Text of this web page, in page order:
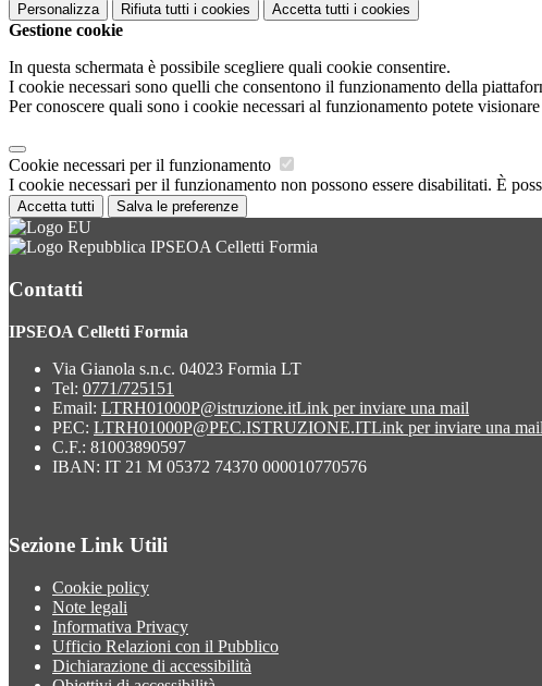
Personalizza Rifiuta tutti i cookies Accetta tutti i cookies
Gestione cookie
In questa schermata è possibile scegliere quali cookie consentire.
I cookie necessari sono quelli che consentono il funzionamento della
Per conoscere quali sono i cookie necessari al funzionamento potete visionare
Cookie necessari per il funzionamento
I cookie necessari per il funzionamento non possono essere disabilitati. È
Accetta tutti Salva le preferenze
IPSEOA Celletti Formia
Contatti
IPSEOA Celletti Formia
Via Gianola s.n.c. 04023 Formia LT
Tel: 0771/725151
Email: LTRH01000P@istruzione.itLink per inviare una mail
PEC: LTRH01000P@PEC.ISTRUZIONE.ITLink per inviare una mail
C.F.: 81003890597
IBAN: IT 21 M 05372 74370 000010770576
Sezione Link Utili
Cookie policy
Note legali
Informativa Privacy
Ufficio Relazioni con il Pubblico
Dichiarazione di accessibilità